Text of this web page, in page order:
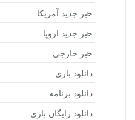
خبر جدید آمریکا
خبر جدید اروپا
خبر خارجی
دانلود بازی
دانلود برنامه
دانلود رایگان بازی